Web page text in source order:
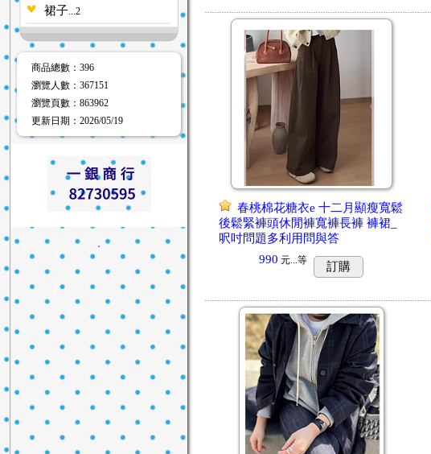
裙子...2
商品總數 ：396
瀏覽人數 ：367151
瀏覽頁數 ：863962
更新日期 ：2026/05/19
．
春桃棉花糖衣e 十二月顯瘦寬鬆
後鬆緊褲頭休閒褲寬褲長褲 褲裙_
呎吋問題多利用問與答
990 元...等 訂購